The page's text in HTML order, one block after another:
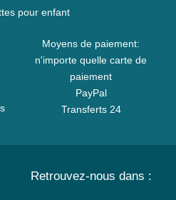
pour enfant
Moyens de paiement:
n'importe quelle carte de
paiement
PayPal
Transferts 24
Retrouvez-nous dans :